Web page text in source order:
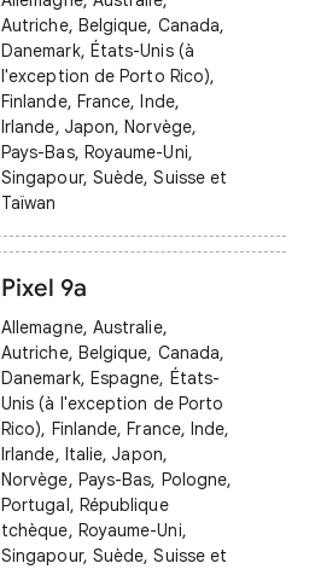
Autriche, Belgique, Canada,
Danemark, États-Unis (à
l'exception de Porto Rico),
Finlande, France, Inde,
Irlande, Japon, Norvège,
Pays-Bas, Royaume-Uni,
Singapour, Suède, Suisse et
Taïwan
Pixel 9a
Allemagne, Australie,
Autriche, Belgique, Canada,
Danemark, Espagne, États-
Unis (à l'exception de Porto
Rico), Finlande, France, Inde,
Irlande, Italie, Japon,
Norvège, Pays-Bas, Pologne,
Portugal, République
tchèque, Royaume-Uni,
Singapour, Suède, Suisse et